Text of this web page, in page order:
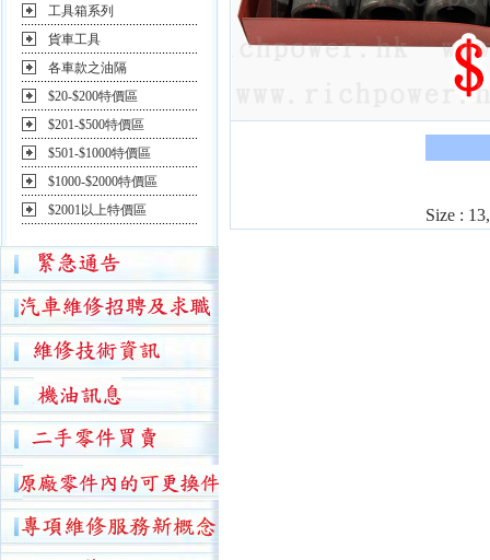
工具箱系列
貨車工具
各車款之油隔
$20-$200特價區
$201-$500特價區
$501-$1000特價區
$1000-$2000特價區
$2001以上特價區
Size :